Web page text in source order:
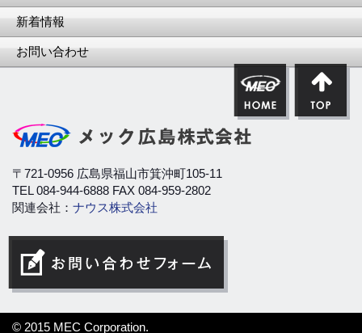
新着情報
お問い合わせ
〒721-0956 広島県福山市箕沖町105-11
TEL 084-944-6888 FAX 084-959-2802
関連会社： ナウス株式会社
© 2015 MEC Corporation.